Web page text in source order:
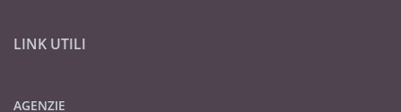
LINK UTILI
AGENZIE